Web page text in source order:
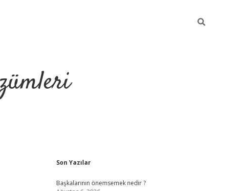
Sidebar
Son Yazılar
Başkalarının önemsemek nedir ?